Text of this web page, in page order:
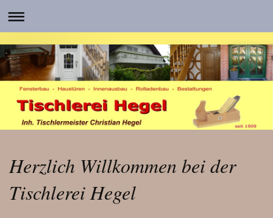
Herzlich Willkommen bei der
Tischlerei Hegel